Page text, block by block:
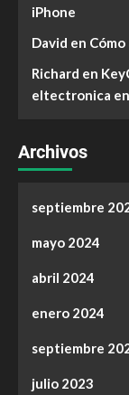
iPhone
David en
Richard en
eltectronica
Archivos
septiembre
mayo 2024
abril 2024
enero 2024
septiembre
julio 2023